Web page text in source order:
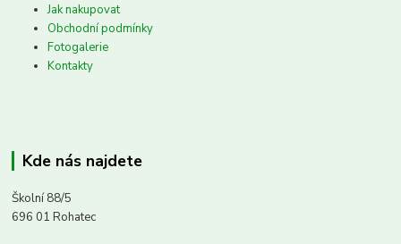
Jak nakupovat
Obchodní podmínky
Fotogalerie
Kontakty
Kde nás najdete
Školní 88/5
696 01 Rohatec